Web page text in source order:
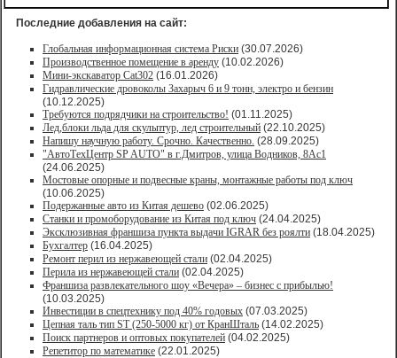
Последние добавления на сайт:
Глобальная информационная система Риски (30.07.2026)
Производственное помещение в аренду (10.02.2026)
Мини-экскаватор Cat302 (16.01.2026)
Гидравлические дровоколы Захарыч 6 и 9 тонн, электро и бензин
(10.12.2025)
Требуются подрядчики на строительство! (01.11.2025)
Лед,блоки льда для скульптур, лед строительный (22.10.2025)
Напишу научную работу. Срочно. Качественно. (28.09.2025)
"АвтоТехЦентр SP AUTO" в г.Дмитров, улица Водников, 8Ас1
(24.06.2025)
Мостовые опорные и подвесные краны, монтажные работы под ключ
(10.06.2025)
Подержанные авто из Китая дешево (02.06.2025)
Станки и промоборудование из Китая под ключ (24.04.2025)
Эксклюзивная франшиза пункта выдачи IGRAR без роялти (18.04.2025)
Бухгалтер (16.04.2025)
Ремонт перил из нержавеющей стали (02.04.2025)
Перила из нержавеющей стали (02.04.2025)
Франшиза развлекательного шоу «Вечера» – бизнес с прибылью!
(10.03.2025)
Инвестиции в спецтехнику под 40% годовых (07.03.2025)
Цепная таль тип ST (250-5000 кг) от КранШталь (14.02.2025)
Поиск партнеров и оптовых покупателей (04.02.2025)
Репетитор по математике (22.01.2025)